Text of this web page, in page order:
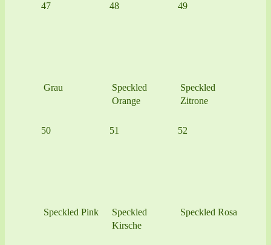
47
Grau
48
Speckled
Orange
49
Speckled
Zitrone
50
Speckled Pink
51
Speckled
Kirsche
52
Speckled Rosa